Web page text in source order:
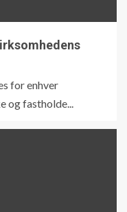
for enhver
og fastholde...